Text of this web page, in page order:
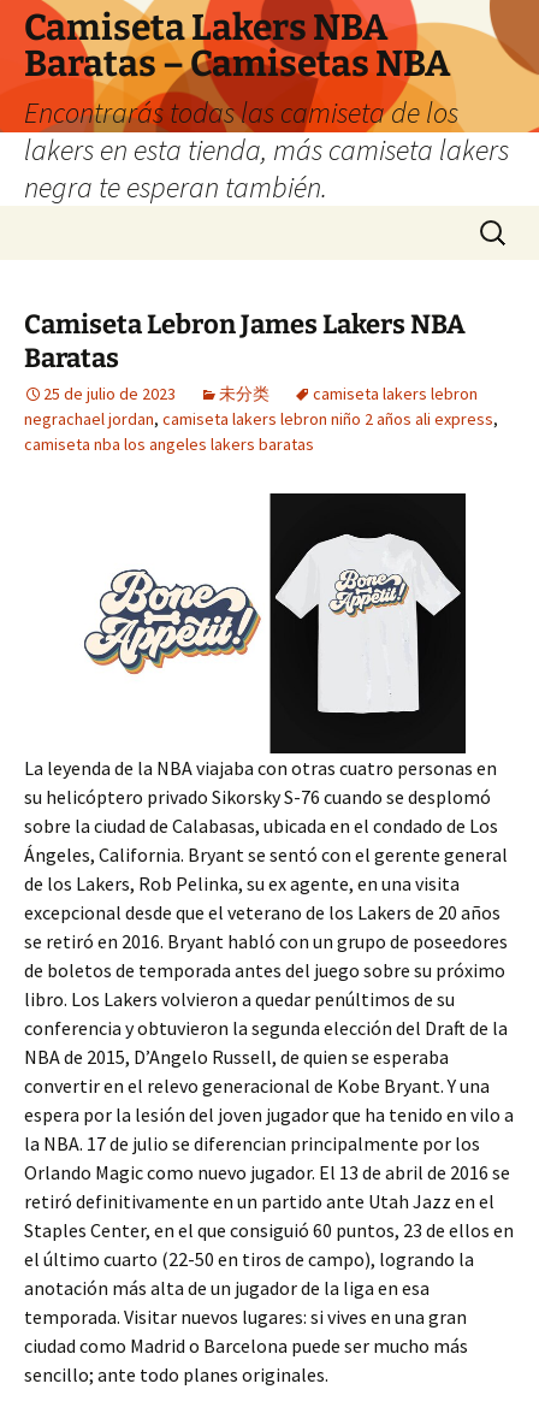
Camiseta Lakers NBA
Baratas – Camisetas NBA
Encontrarás todas las camiseta de los
lakers en esta tienda, más camiseta lakers
negra te esperan también.
Buscar:
Camiseta Lebron James Lakers NBA
Baratas
25 de julio de 2023 未分类
camiseta lakers lebron
negrachael jordan, camiseta lakers lebron niño 2 años ali express,
camiseta nba los angeles lakers baratas
La leyenda de la NBA viajaba con otras cuatro personas en
su helicóptero privado Sikorsky S-76 cuando se desplomó
sobre la ciudad de Calabasas, ubicada en el condado de Los
Ángeles, California. Bryant se sentó con el gerente general
de los Lakers, Rob Pelinka, su ex agente, en una visita
excepcional desde que el veterano de los Lakers de 20 años
se retiró en 2016. Bryant habló con un grupo de poseedores
de boletos de temporada antes del juego sobre su próximo
libro. Los Lakers volvieron a quedar penúltimos de su
conferencia y obtuvieron la segunda elección del Draft de la
NBA de 2015, D’Angelo Russell, de quien se esperaba
convertir en el relevo generacional de Kobe Bryant. Y una
espera por la lesión del joven jugador que ha tenido en vilo a
la NBA. 17 de julio se diferencian principalmente por los
Orlando Magic como nuevo jugador. El 13 de abril de 2016 se
retiró definitivamente en un partido ante Utah Jazz en el
Staples Center, en el que consiguió 60 puntos, 23 de ellos en
el último cuarto (22-50 en tiros de campo), logrando la
anotación más alta de un jugador de la liga en esa
temporada. Visitar nuevos lugares: si vives en una gran
ciudad como Madrid o Barcelona puede ser mucho más
sencillo; ante todo planes originales.